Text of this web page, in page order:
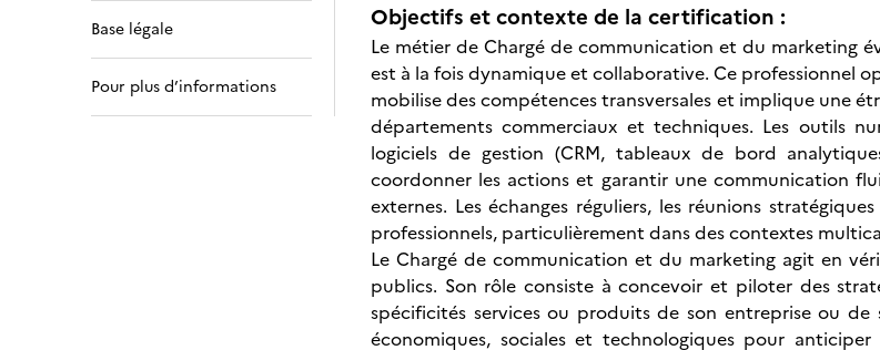
Base légale
Pour plus d’informations
Objectifs et contexte de la certification :
Le métier de Chargé de communication et du marketing
est à la fois dynamique et collaborative. Ce professionnel
mobilise des compétences transversales et implique une
départements commerciaux et techniques. Les outils
logiciels de gestion (CRM, tableaux de bord
coordonner les actions et garantir une communication
externes. Les échanges réguliers, les réunions
professionnels, particulièrement dans des contextes
Le Chargé de communication et du marketing agit en
publics. Son rôle consiste à concevoir et piloter des
spécificités services ou produits de son entreprise ou
économiques, sociales et technologiques pour